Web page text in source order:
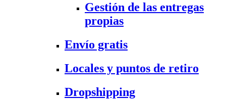
Gestión de las entregas
propias
Envío gratis
Locales y puntos de retiro
Dropshipping